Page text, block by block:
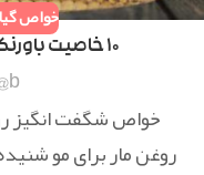
خواص
۱۰ خاصیت باورنکردنی روغن مار برای مو و ابرو
خواص شگفت انگیز
روغن مار برای مو